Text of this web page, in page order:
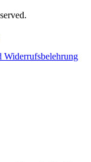
Widerrufsbelehrung